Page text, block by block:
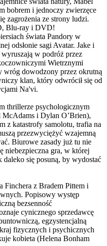
bobrem i jednoczy zwierzęce
zagrożenia ze strony ludzi.
Blu-ray i DVD!
świata Pandory w
odsłonie sagi Avatar. Jake i
w podróż przez
Wietrznymi
wróg dowodzony przez okrutną
klan, który odwrócił się od
Na'vi.
thrillerze psychologicznym
i Dylan O’Brien),
z katastrofy samolotu, trafia na
przezwyciężyć wzajemną
Biurowe zasady już tu nie
niebezpieczna gra, w której
daleko się posuną, by wydostać
Finchera z Bradem Pittem i
Popisowy występ
bezsenność
cynicznego sprzedawcę
egzystencjalną
fizycznych i psychicznych
kobieta (Helena Bonham